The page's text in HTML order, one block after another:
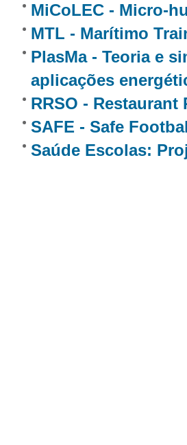
MiCoLEC - Micro-
MTL - Marítimo
PlasMa - Teoria e
aplicações
RRSO -
SAFE - Safe
Saúde Escolas: